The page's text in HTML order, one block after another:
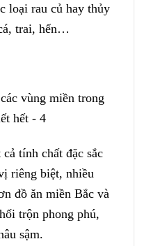
loại rau củ hay thủy
trai, hến…
tính chất đặc sắc
riêng biệt, nhiều
đồ ăn miền Bắc và
trộn phong phú,
sậm.